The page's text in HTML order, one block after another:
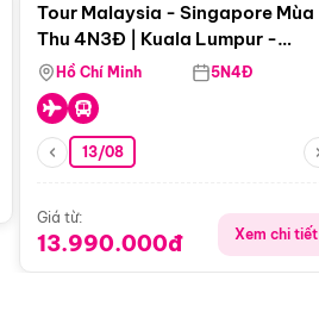
Tour Malaysia - Singapore Mùa
Thu 4N3Đ | Kuala Lumpur -
Malacca - Johor Baru -
Singapore
Hồ Chí Minh 5N4Đ
13/08
Giá từ:
13.990.000đ Xem chi tiết